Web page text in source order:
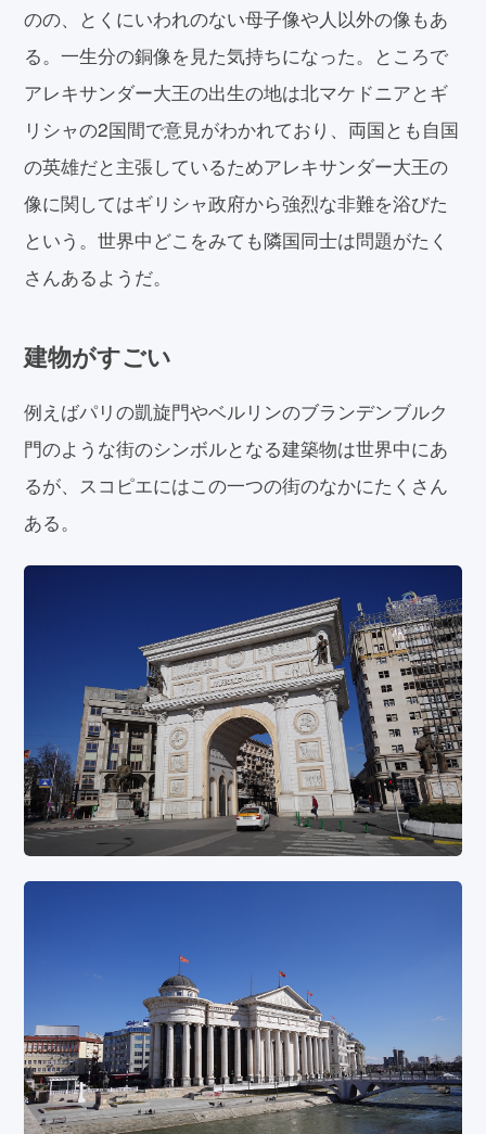
のの、とくにいわれのない母子像や人以外の像もあ
る。一生分の銅像を見た気持ちになった。ところで
アレキサンダー大王の出生の地は北マケドニアとギ
リシャの2国間で意見がわかれており、両国とも自国
の英雄だと主張しているためアレキサンダー大王の
像に関してはギリシャ政府から強烈な非難を浴びた
という。世界中どこをみても隣国同士は問題がたく
さんあるようだ。
建物がすごい
例えばパリの凱旋門やベルリンのブランデンブルク
門のような街のシンボルとなる建築物は世界中にあ
るが、スコピエにはこの一つの街のなかにたくさん
ある。